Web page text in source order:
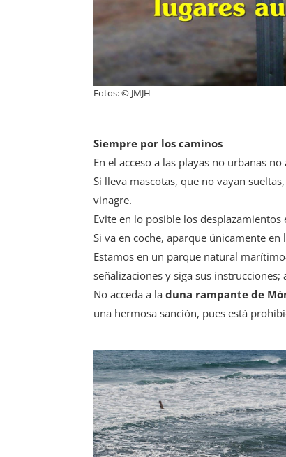
Fotos: © JMJH
Siempre por los caminos
En el acceso a las playas no urbanas
Si lleva mascotas, que no vayan
vinagre.
Evite en lo posible los
Si va en coche, aparque únicamente
Estamos en un parque natural
señalizaciones y siga sus
No acceda a laduna rampante de
una hermosa sanción, pues está